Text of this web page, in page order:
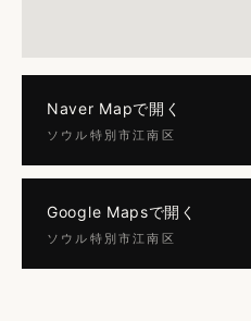
Naver Mapで開く
ソウル特別市江南区
Google Mapsで開く
ソウル特別市江南区